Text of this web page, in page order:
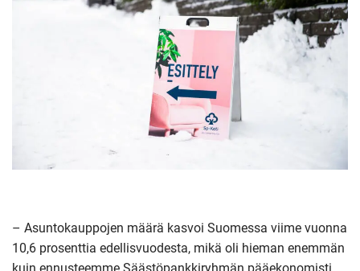
– Asuntokauppojen määrä kasvoi Suomessa viime vuonna
10,6 prosenttia edellisvuodesta, mikä oli hieman enemmän
kuin ennusteemme Säästöpankkiryhmän pääekonomisti